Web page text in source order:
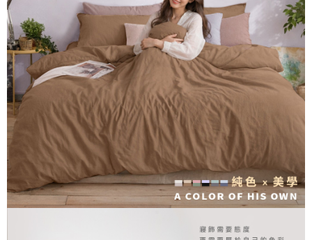
3.實際核准額度、可分期數及費用金額請依後續交易確認頁面所載為準。
4.訂單成立30分鐘內，如未前往確認交易或遇審核未通過，訂單將自動取
消。如遇「轉專審核」未通過狀況，表示未達大哥付你分期系統評分，恕無
法說明評估內容。
【繳款方式說明】
1.分期款項不併入電信帳單，「大哥付你分期」於每月結算日後寄送繳費提
醒簡訊。
2.透過簡訊連結打開帳單後，可選擇「超商條碼／台灣大直營門市／銀行轉
帳／街口支付／iPASS MONEY」等通路繳費。
【注意事項】
1.本服務係由「台灣大哥大股份有限公司」（以下簡稱本公司）所提供，讓
用戶於交易時，得透過本服務購買商品或服務，並由商店將買賣／分期付款
買賣價金債權讓與本公司後，依約使用本公司帳單繳交帳款。
2.基於同意付款使用「大哥付你分期」之契約關係目的，商店將以您的個人
資料（包含姓名、電話或地址）提供予台灣大哥大進項蒐集、處理及利用，
https://oppay.tw/userRule
AFTEE先享後付是「在收到商品之後才付款」的支付方式。 讓您購物簡單
便利好安心！
１．簡單：不需註冊會員、不需綁卡、不需儲值。
２．便利：只要手機號碼，簡訊認證，即可結帳。
３．安心：先確認商品／服務後，再付款。
【「AFTEE先享後付」結帳流程】
１．於結帳方式選擇「AFTEE先享後付」後，將跳轉至「AFTEE先享後付」
結帳頁面，進行簡訊認證並確認金額後，即可完成結帳。
２．訂單成立數日內，您將收到繳費通知簡訊。
３．收到繳費通知簡訊後14天內，點擊此簡訊中的連結，可透過四大超商／
ATM／網路銀行／等多元方式進行付款，方視為交易完成。
※ 請注意：結帳手續完成當下不需立刻繳費，但若您需要取消訂單，請聯絡
購買商品的店家。未經商家同意取消之訂單仍視為有效，需透過AFTEE先享
後付繳納相關費用。
※ 交易是否成功請以「AFTEE先享後付 」之結帳頁面顯示為準，若有關於
是否繳費成功／繳費後需取消欲退款等相關疑問，請聯繫「AFTEE先享後付
相關說明
「Hami Point」為中華電信所提供之點數服務，可於會員專區綁定中華電信
會員帳號後，即可在購物車使用 Hami Point 折抵消費金額 (1點等於1元)。
ATM付款
運送方式
全家取貨付款
每筆NT$60，滿NT$699(含以上)免運費
付款後全家取貨
每筆NT$60，滿NT$699(含以上)免運費
7-11取貨付款